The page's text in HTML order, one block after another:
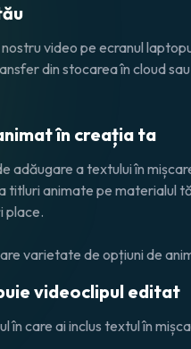
video pe ecranul
din stocarea în cloud sau
în creația ta
adăugare a textului în
titluri animate pe materialul
place.
varietate de opțiuni de
videoclipul editat
în care ai inclus textul în